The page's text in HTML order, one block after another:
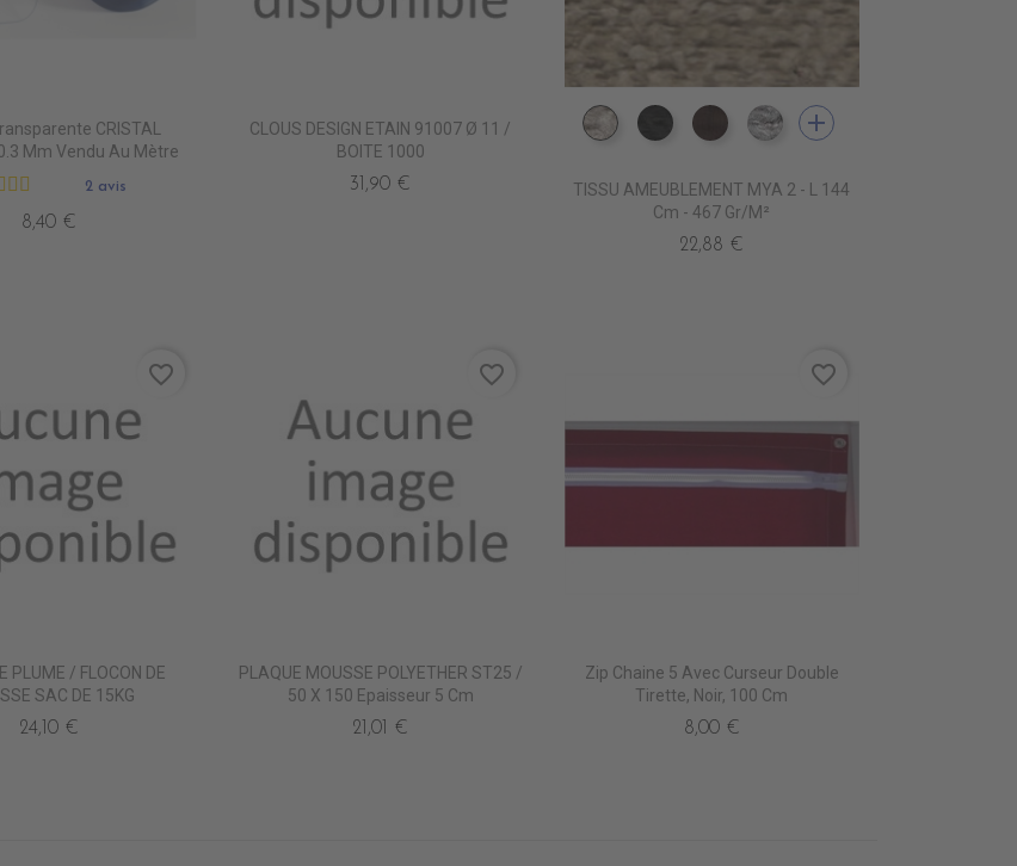
CRISTAL
Mm Vendu Au Mètre
2 avis
8,40 €
CLOUS DESIGN ETAIN 91007 Ø 11 /
BOITE 1000
31,90 €
ES3550 NATUREL
ES3551 NOIRES3552 MARRON
ES3553 PERLE
add
TISSU AMEUBLEMENT MYA 2 - L 144
Cm - 467 Gr/m²
22,88 €
PLUME / FLOCON DE
SAC DE 15KG
24,10 €
favorite_border
PLAQUE MOUSSE POLYETHER ST25 /
50 X 150 Epaisseur 5 Cm
21,01 €
favorite_border
Zip Chaine 5 Avec Curseur Double
Tirette, Noir, 100 Cm
8,00 €
favorite_border